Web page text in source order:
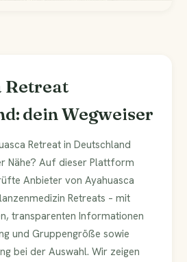
Retreat
dein Wegweiser
Retreat in Deutschland
Nähe? Auf dieser Plattform
Anbieter von Ayahuasca
Retreats – mit
transparenten Informationen
und Gruppengröße sowie
bei der Auswahl. Wir zeigen